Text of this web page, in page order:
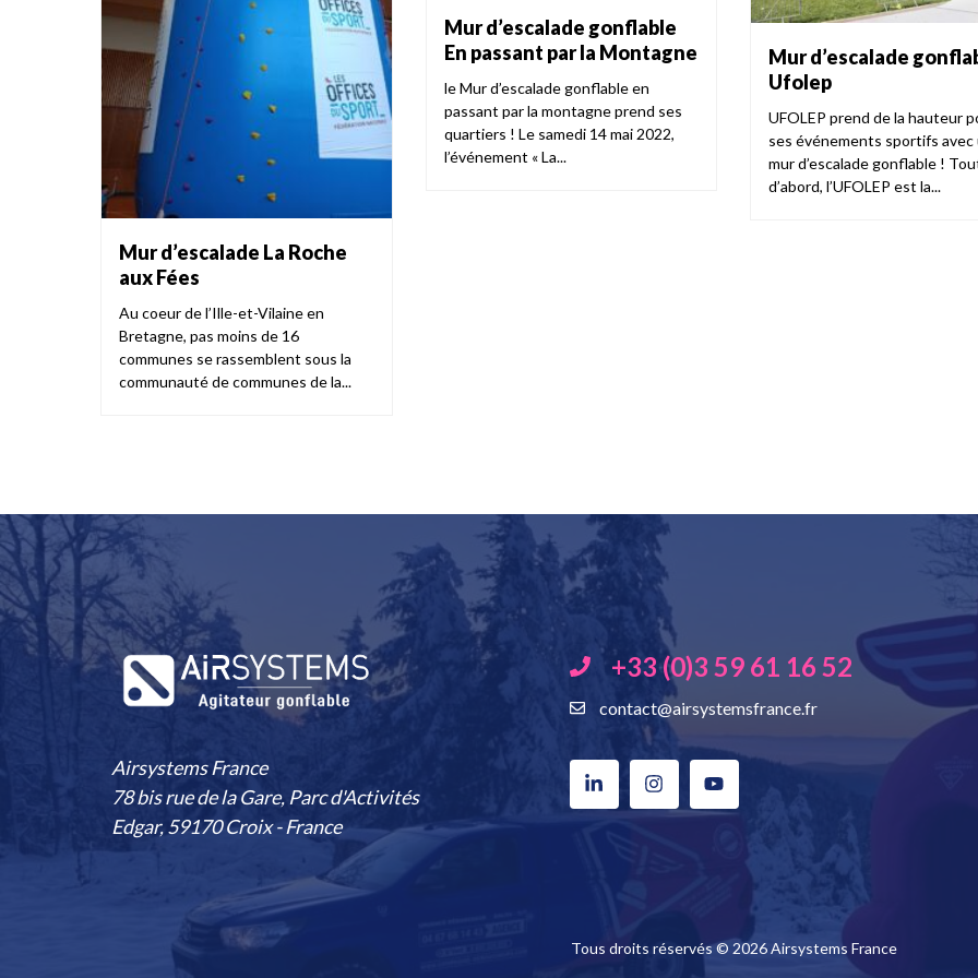
Mur d’escalade La Roche
aux Fées
Au coeur de l’Ille-et-Vilaine en
Bretagne, pas moins de 16
communes se rassemblent sous la
communauté de communes de la...
Mur d’escalade gonflable
En passant par la Montagne
le Mur d’escalade gonflable en
passant par la montagne prend ses
quartiers ! Le samedi 14 mai 2022,
l’événement « La...
Mur d’escalade
Ufolep
UFOLEP prend de la hauteur
ses événements sportifs avec
mur d’escalade gonflable !
d’abord, l’UFOLEP est la...
Airsystems France
78 bis rue de la Gare, Parc d'Activités
Edgar, 59170 Croix - France
+33 (0)3 59 61 16 52
contact@airsystemsfrance.fr
Tous droits réservés © 2026 Airsystems France